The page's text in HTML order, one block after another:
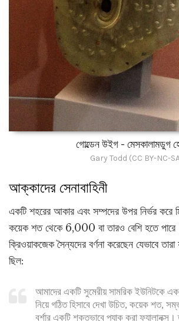
গোল্ডেন উইগ - মেসকালামডুগ
Gary Todd (CC BY-NC-
আক্কাদের সেনাবাহিনী
একটি শহরের আকার এবং সম্পদের উপর নির্ভর করে
কয়েক শত থেকে 6,000 বা তারও বেশি হতে
ক্রিওয়াকজেক সৈন্যদের বর্ণনা করেছেন যেভাবে
ছিল:
আমাদের একটি সুমেরীয় সামরিক ইউনিটকে
নিয়ে গঠিত হিসাবে দেখা উচিত, কয়েক শত,
বর্শার একটি শক্তভাবে প্যাক করা ফ্যালানক্স।